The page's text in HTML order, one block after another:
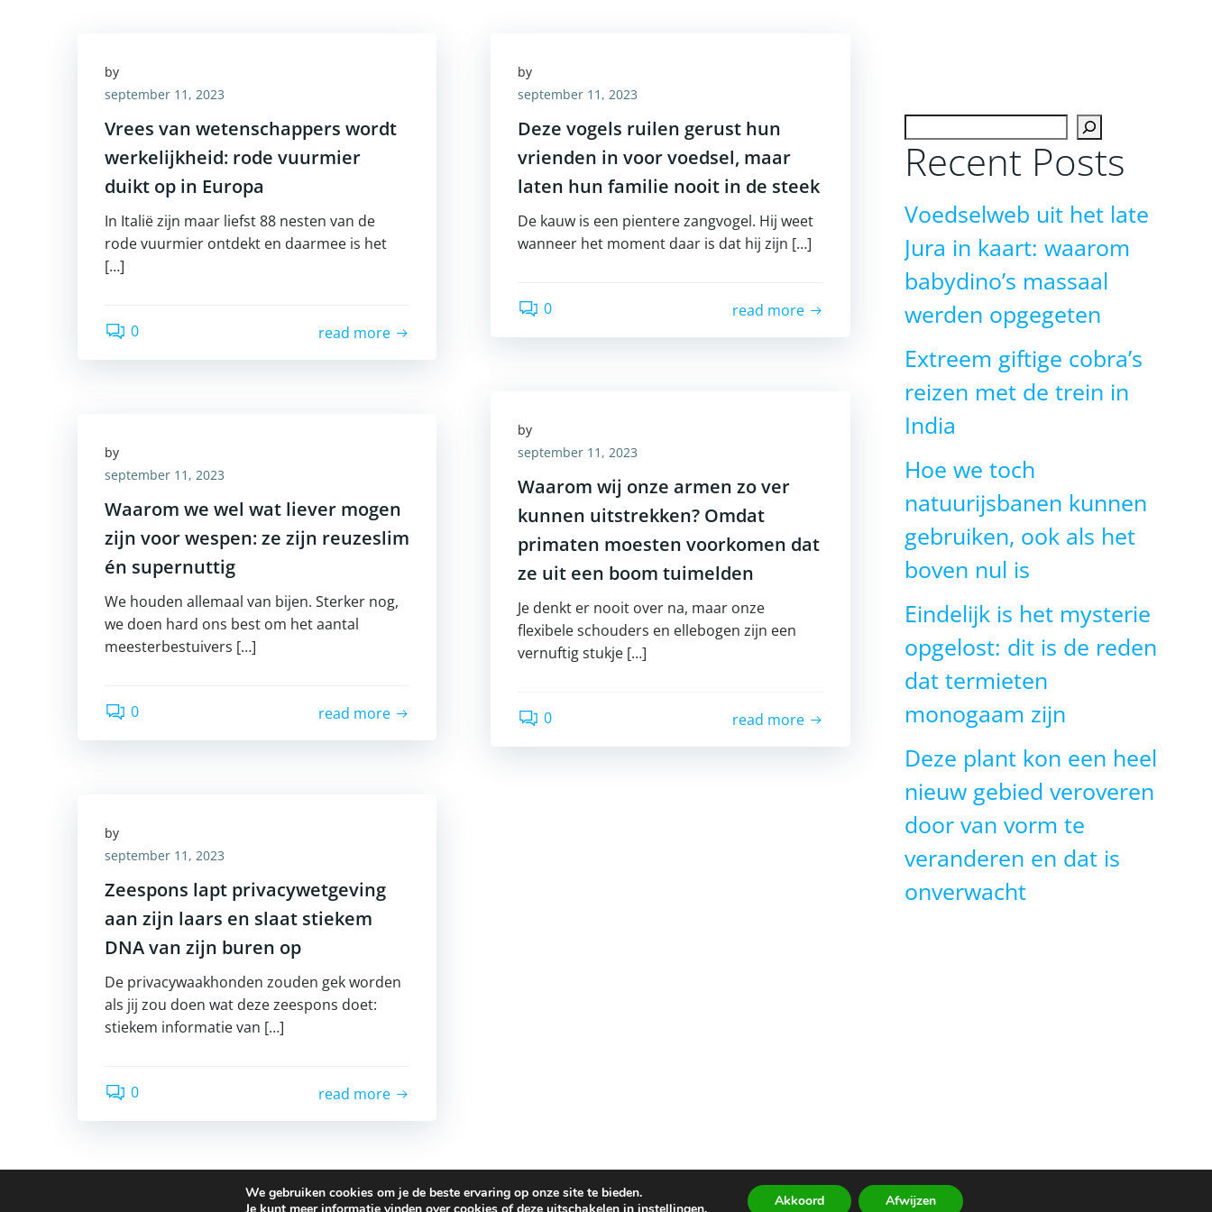
by
september 11, 2023
Vrees van wetenschappers wordt
werkelijkheid: rode vuurmier
duikt op in Europa
In Italië zijn maar liefst 88 nesten van de
rode vuurmier ontdekt en daarmee is het
[…]
0 read more
by
september 11, 2023
Deze vogels ruilen gerust hun
vrienden in voor voedsel, maar
laten hun familie nooit in de steek
De kauw is een pientere zangvogel. Hij weet
wanneer het moment daar is dat hij zijn […]
0 read more
by
september 11, 2023
Waarom wij onze armen zo ver
kunnen uitstrekken? Omdat
primaten moesten voorkomen dat
ze uit een boom tuimelden
Je denkt er nooit over na, maar onze
flexibele schouders en ellebogen zijn een
vernuftig stukje […]
0 read more
by
september 11, 2023
Waarom we wel wat liever mogen
zijn voor wespen: ze zijn reuzeslim
én supernuttig
We houden allemaal van bijen. Sterker nog,
we doen hard ons best om het aantal
meesterbestuivers […]
0 read more
by
september 11, 2023
Zeespons lapt privacywetgeving
aan zijn laars en slaat stiekem
DNA van zijn buren op
De privacywaakhonden zouden gek worden
als jij zou doen wat deze zeespons doet:
stiekem informatie van […]
0 read more
Recent Posts
Voedselweb uit het late
Jura in kaart: waarom
babydino’s massaal
werden opgegeten
Extreem giftige cobra’s
reizen met de trein in
India
Hoe we toch
natuurijsbanen kunnen
gebruiken, ook als het
boven nul is
Eindelijk is het mysterie
opgelost: dit is de reden
dat termieten
monogaam zijn
Deze plant kon een heel
nieuw gebied veroveren
door van vorm te
veranderen en dat is
onverwacht
We gebruiken cookies om je de beste ervaring op onze site te bieden.
Akkoord Afwijzen